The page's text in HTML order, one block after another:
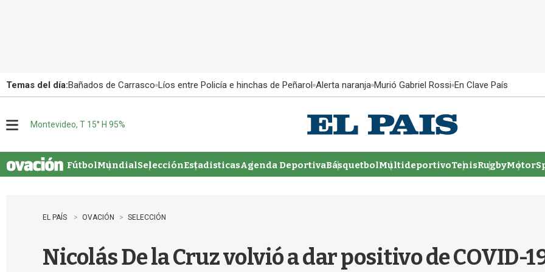
Temas del día:Bañados de Carrasco Líos entre Policía e hinchas de Peñarol Alerta naranja Murió Gabriel Rossi En Clave País
u
Montevideo, T 15° H 95%
FútbolMundialSelecciónEstadisticasAgenda DeportivaBásquetbolMultideportivoTenisRugby
EL PAÍS OVACIÓN SELECCIÓN
Nicolás De la Cruz volvió a dar positivo de COVID-